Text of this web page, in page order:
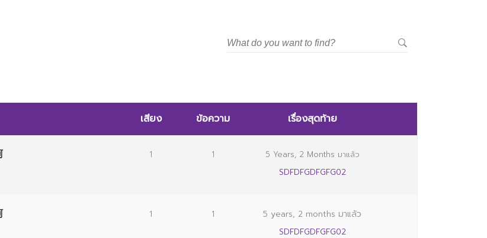
เสียง ข้อความ เรื่องสุดท้าย
1 1
5 Years, 2 Months มาแล้ว
SDFDFGDFGFG02
1 1 5 years, 2 months มาแล้ว
SDFDFGDFGFG02